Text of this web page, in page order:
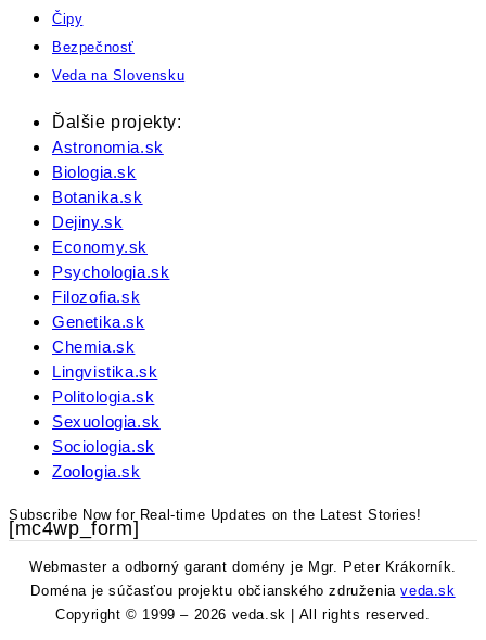
Čipy
Bezpečnosť
Veda na Slovensku
Ďalšie projekty:
Astronomia.sk
Biologia.sk
Botanika.sk
Dejiny.sk
Economy.sk
Psychologia.sk
Filozofia.sk
Genetika.sk
Chemia.sk
Lingvistika.sk
Politologia.sk
Sexuologia.sk
Sociologia.sk
Zoologia.sk
Subscribe Now for Real-time Updates on the Latest Stories!
[mc4wp_form]
Webmaster a odborný garant domény je Mgr. Peter Krákorník.
Doména je súčasťou projektu občianského združeniaveda.sk
Copyright © 1999 – 2026 veda.sk | All rights reserved.